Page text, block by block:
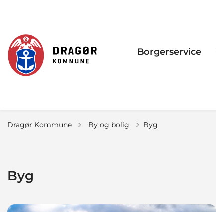
Borgerservice
Dragør Kommune Tilbage til
By og bolig Byg
Byg